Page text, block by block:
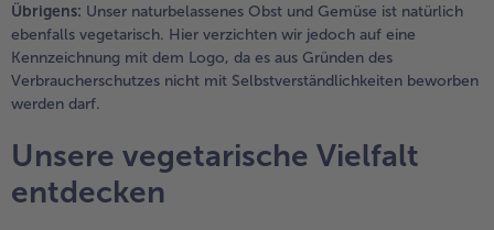
Übrigens: Unser naturbelassenes Obst und Gemüse ist natürlich
ebenfalls vegetarisch. Hier verzichten wir jedoch auf eine
Kennzeichnung mit dem Logo, da es aus Gründen des
Verbraucherschutzes nicht mit Selbstverständlichkeiten beworben
werden darf.
Unsere vegetarische Vielfalt
entdecken